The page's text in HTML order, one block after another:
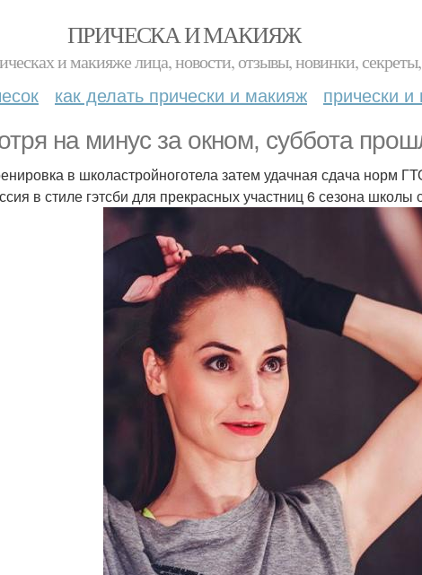
ПРИЧЕСКА И МАКИЯЖ
и макияже лица, новости, отзывы, новинки,
как делать прически и макияж прически
на минус за окном, суббота
в школастройноготела затем удачная сдача норм
в стиле гэтсби для прекрасных участниц 6 сезона школы